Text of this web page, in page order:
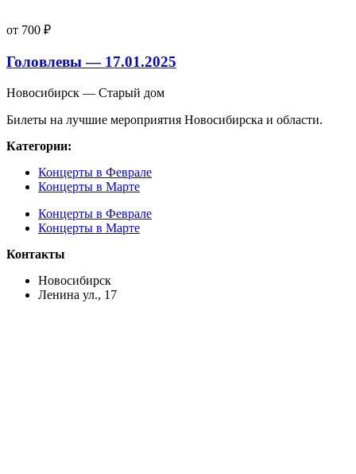
от 700 ₽
Головлевы — 17.01.2025
Новосибирск — Старый дом
Билеты на лучшие мероприятия Новосибирска и области.
Категории:
Концерты в Феврале
Концерты в Марте
Концерты в Феврале
Концерты в Марте
Контакты
Новосибирск
Ленина ул., 17